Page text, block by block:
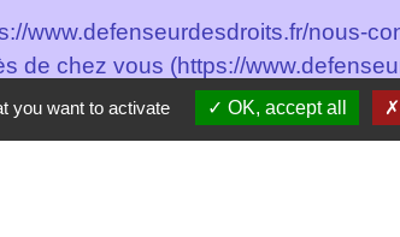
www.defenseurdesdroits.fr/nous-
de chez vous (https://
de timbre) Défenseur des
you want to activate OK, accept all